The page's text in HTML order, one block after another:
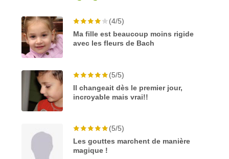
(4/5)
Ma fille est beaucoup moins rigide
avec les fleurs de Bach
(5/5)
Il changeait dès le premier jour,
incroyable mais vrai!!
(5/5)
Les gouttes marchent de manière
magique !